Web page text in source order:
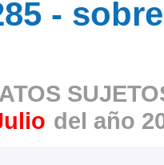
-
del año